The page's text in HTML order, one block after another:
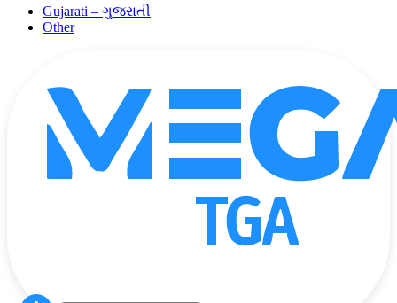
Gujarati – ગુજરાતી
Other